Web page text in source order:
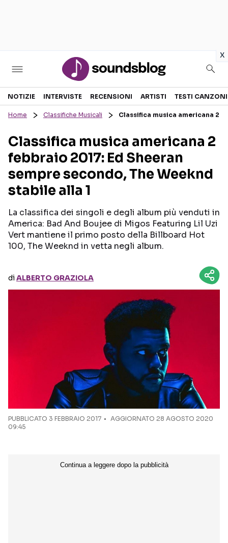
x
Sezioni
RECENSIONI MUSICALI
INTERVISTE
GOSSIP E CURIOSITÀ
TESTI CANZONI
TOUR ED EVENTI
TALENT SHOW
Seguici sui social
NOTIZIE INTERVISTE RECENSIONI ARTISTI TESTI CANZONI
Home Classifiche Musicali Classifica musica americana 2
Classifica musica americana 2
febbraio 2017: Ed Sheeran
sempre secondo, The Weeknd
stabile alla 1
La classifica dei singoli e degli album più venduti in
America: Bad And Boujee di Migos Featuring Lil Uzi
Vert mantiene il primo posto della Billboard Hot
100, The Weeknd in vetta negli album.
diALBERTO GRAZIOLA
PUBBLICATO 3 FEBBRAIO 2017
AGGIORNATO 28 AGOSTO 2020
09:45